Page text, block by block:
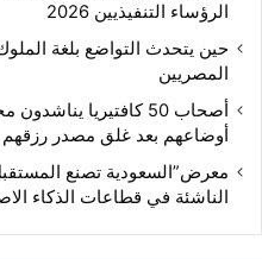
الرؤساء التنفيذيين 2026
حين يتحدث التواضع بلغة
المصريين
أصحاب 50 كافتيريا
أوضاعهم بعد غلق مصدر رزقهم
معرض”السعودية تصنع
الناشئة في قطاعات الذكاء